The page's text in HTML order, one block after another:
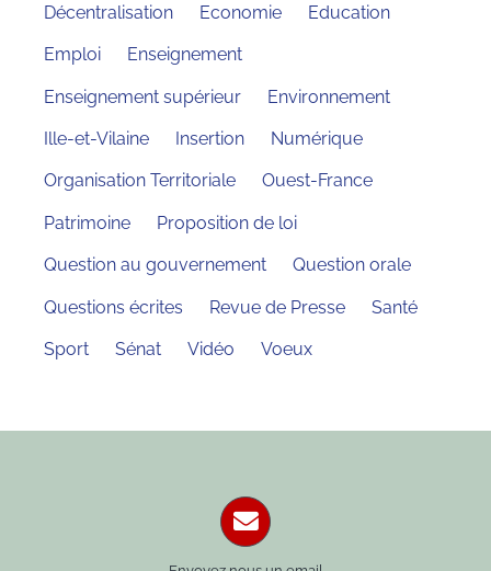
Décentralisation Economie Education
Emploi Enseignement
Enseignement supérieur Environnement
Ille-et-Vilaine Insertion Numérique
Organisation Territoriale Ouest-France
Patrimoine Proposition de loi
Question au gouvernement Question orale
Questions écrites Revue de Presse Santé
Sport Sénat Vidéo Voeux